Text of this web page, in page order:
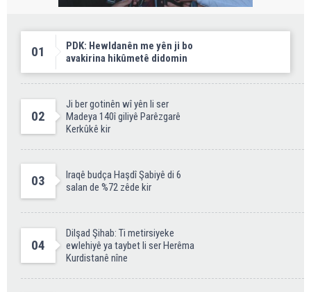
01
PDK: Hewldanên me yên ji bo
avakirina hikûmetê didomin
02
Ji ber gotinên wî yên li ser
Madeya 140î giliyê Parêzgarê
Kerkûkê kir
03
Iraqê budça Haşdî Şabiyê di 6
salan de %72 zêde kir
04
Dilşad Şihab: Ti metirsiyeke
ewlehiyê ya taybet li ser Herêma
Kurdistanê nîne